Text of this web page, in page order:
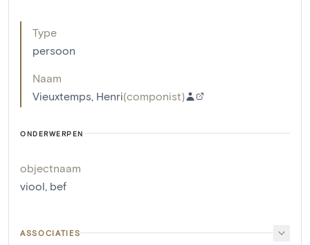
Type
persoon
Naam
Vieuxtemps, Henri(componist)
ONDERWERPEN
objectnaam
viool, bef
ASSOCIATIES